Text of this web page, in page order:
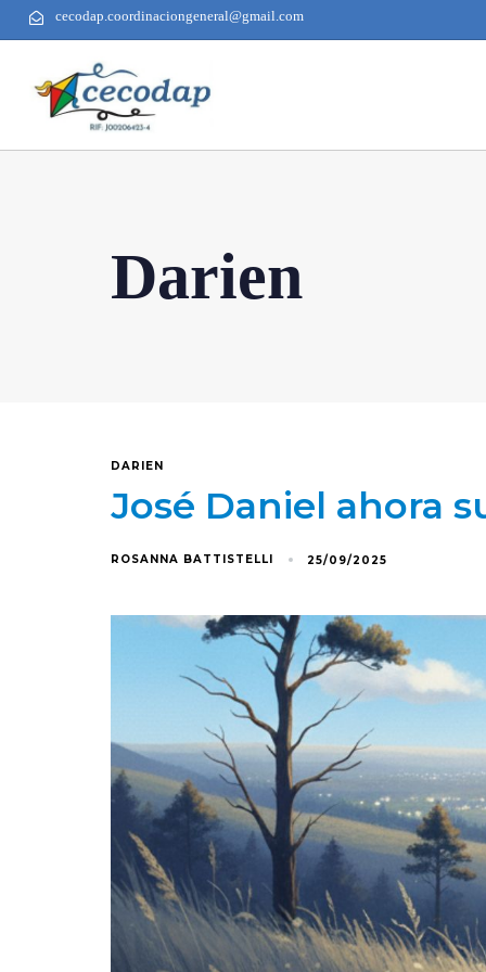
cecodap.coordinaciongeneral@gmail.com
Darien
DARIEN
José Daniel ahora
ROSANNA BATTISTELLI 25/09/2025